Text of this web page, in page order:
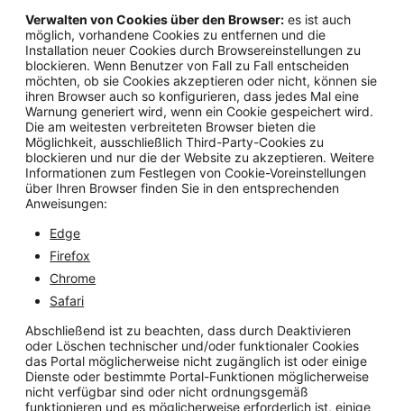
Verwalten von Cookies über den Browser: es ist auch
möglich, vorhandene Cookies zu entfernen und die
Installation neuer Cookies durch Browsereinstellungen zu
blockieren. Wenn Benutzer von Fall zu Fall entscheiden
möchten, ob sie Cookies akzeptieren oder nicht, können sie
ihren Browser auch so konfigurieren, dass jedes Mal eine
Warnung generiert wird, wenn ein Cookie gespeichert wird.
Die am weitesten verbreiteten Browser bieten die
Möglichkeit, ausschließlich Third-Party-Cookies zu
blockieren und nur die der Website zu akzeptieren. Weitere
Informationen zum Festlegen von Cookie-Voreinstellungen
über Ihren Browser finden Sie in den entsprechenden
Anweisungen:
Edge
Firefox
Chrome
Safari
Abschließend ist zu beachten, dass durch Deaktivieren
oder Löschen technischer und/oder funktionaler Cookies
das Portal möglicherweise nicht zugänglich ist oder einige
Dienste oder bestimmte Portal-Funktionen möglicherweise
nicht verfügbar sind oder nicht ordnungsgemäß
funktionieren und es möglicherweise erforderlich ist, einige